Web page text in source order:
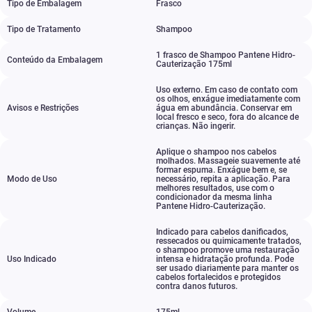
Tipo de Embalagem Frasco
Tipo de Tratamento Shampoo
Conteúdo da Embalagem
1 frasco de Shampoo Pantene Hidro-
Cauterização 175ml
Avisos e Restrições
Uso externo. Em caso de contato com
os olhos, enxágue imediatamente com
água em abundância. Conservar em
local fresco e seco, fora do alcance de
crianças. Não ingerir.
Modo de Uso
Aplique o shampoo nos cabelos
molhados. Massageie suavemente até
formar espuma. Enxágue bem e, se
necessário, repita a aplicação. Para
melhores resultados, use com o
condicionador da mesma linha
Pantene Hidro-Cauterização.
Uso Indicado
Indicado para cabelos danificados,
ressecados ou quimicamente tratados,
o shampoo promove uma restauração
intensa e hidratação profunda. Pode
ser usado diariamente para manter os
cabelos fortalecidos e protegidos
contra danos futuros.